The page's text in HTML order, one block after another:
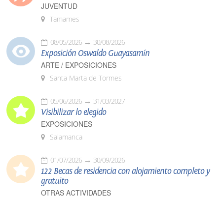
JUVENTUD
Tamames
08/05/2026 30/08/2026
Exposición Oswaldo Guayasamín
ARTE / EXPOSICIONES
Santa Marta de Tormes
05/06/2026 31/03/2027
Visibilizar lo elegido
EXPOSICIONES
Salamanca
01/07/2026 30/09/2026
122 Becas de residencia con alojamiento completo y
gratuito
OTRAS ACTIVIDADES